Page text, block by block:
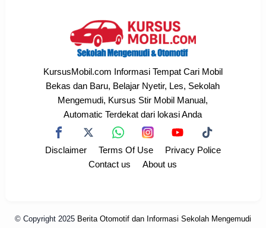
KursusMobil.com Informasi Tempat Cari Mobil
Bekas dan Baru, Belajar Nyetir, Les, Sekolah
Mengemudi, Kursus Stir Mobil Manual,
Automatic Terdekat dari lokasi Anda
Disclaimer Terms Of Use
Privacy Police
Contact us
About us
© Copyright 2025 Berita Otomotif dan Informasi Sekolah Mengemudi